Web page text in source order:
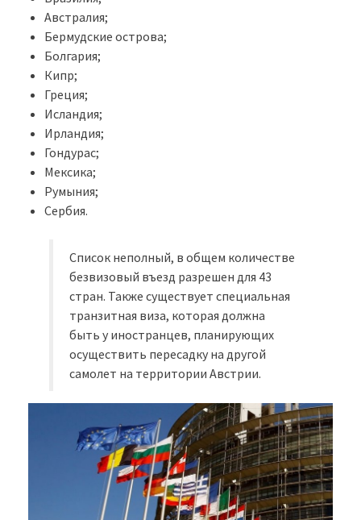
Австралия;
Бермудские острова;
Болгария;
Кипр;
Греция;
Исландия;
Ирландия;
Гондурас;
Мексика;
Румыния;
Сербия.
Список неполный, в общем количестве
безвизовый въезд разрешен для 43
стран. Также существует специальная
транзитная виза, которая должна
быть у иностранцев, планирующих
осуществить пересадку на другой
самолет на территории Австрии.